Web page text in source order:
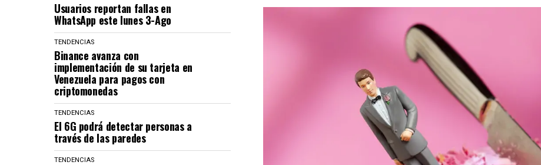
Usuarios reportan fallas en
WhatsApp este lunes 3-Ago
TENDENCIAS
Binance avanza con
implementación de su tarjeta en
Venezuela para pagos con
criptomonedas
TENDENCIAS
El 6G podrá detectar personas a
través de las paredes
TENDENCIAS